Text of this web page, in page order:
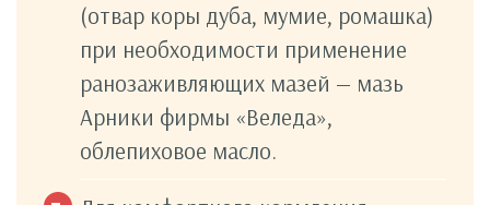
(отвар коры дуба, мумие, ромашка)
при необходимости применение
ранозаживляющих мазей — мазь
Арники фирмы «Веледа»,
облепиховое масло.